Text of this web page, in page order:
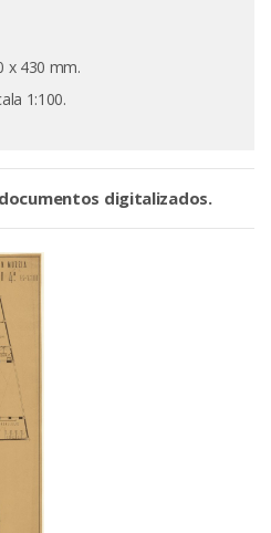
x 430 mm.
1:100.
digitalizados.